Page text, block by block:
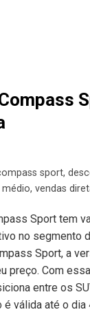
sport,
médio, vendas
Sport tem
no segmento
Sport, a
preço. Com
entre os
é válida até o